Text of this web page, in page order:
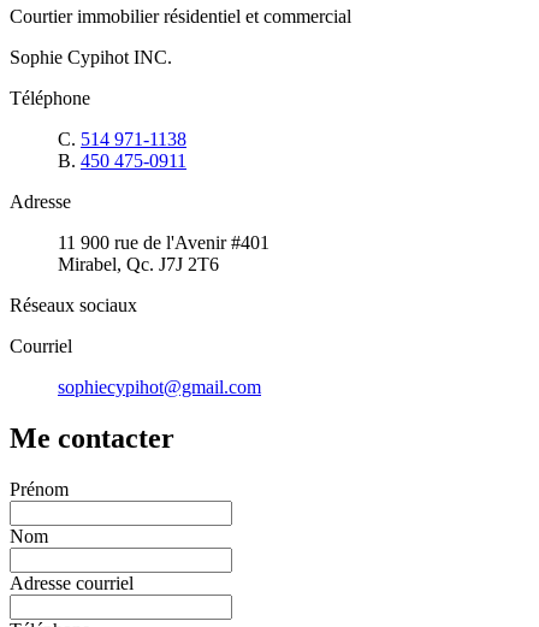
Courtier immobilier résidentiel et commercial
Sophie Cypihot INC.
Téléphone
C. 514 971-1138
B. 450 475-0911
Adresse
11 900 rue de l'Avenir #401
Mirabel, Qc. J7J 2T6
Réseaux sociaux
Courriel
sophiecypihot@gmail.com
Me contacter
Prénom
Nom
Adresse courriel